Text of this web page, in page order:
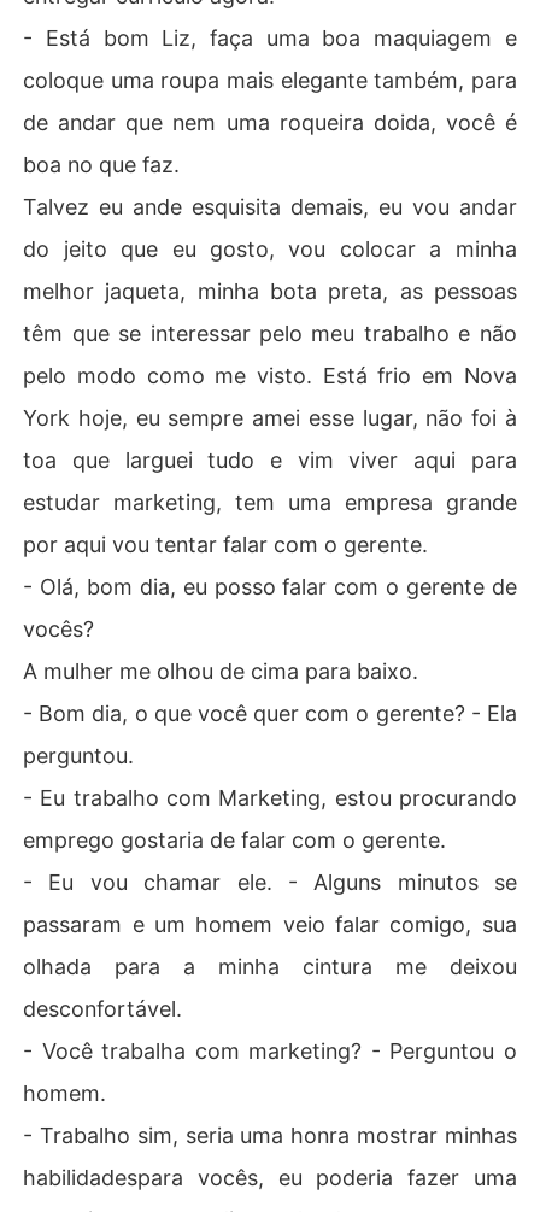
- Está bom Liz, faça uma boa maquiagem e
coloque uma roupa mais elegante também, para
de andar que nem uma roqueira doida, você é
boa no que faz.
Talvez eu ande esquisita demais, eu vou andar
do jeito que eu gosto, vou colocar a minha
melhor jaqueta, minha bota preta, as pessoas
têm que se interessar pelo meu trabalho e não
pelo modo como me visto. Está frio em Nova
York hoje, eu sempre amei esse lugar, não foi à
toa que larguei tudo e vim viver aqui para
estudar marketing, tem uma empresa grande
por aqui vou tentar falar com o gerente.
- Olá, bom dia, eu posso falar com o gerente de
vocês?
A mulher me olhou de cima para baixo.
- Bom dia, o que você quer com o gerente? - Ela
perguntou.
- Eu trabalho com Marketing, estou procurando
emprego gostaria de falar com o gerente.
- Eu vou chamar ele. - Alguns minutos se
passaram e um homem veio falar comigo, sua
olhada para a minha cintura me deixou
desconfortável.
- Você trabalha com marketing? - Perguntou o
homem.
- Trabalho sim, seria uma honra mostrar minhas
habilidadespara vocês, eu poderia fazer uma